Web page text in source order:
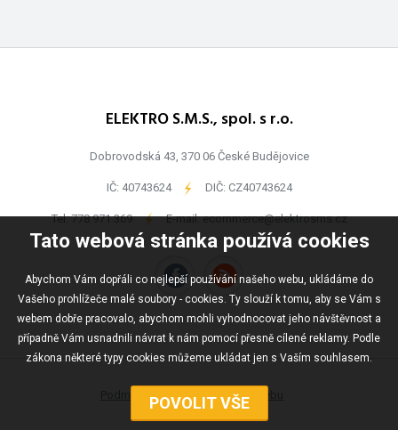
Tato webová stránka používá cookies
Abychom Vám dopřáli co nejlepší používání našeho webu, ukládáme do
Vašeho prohlížeče malé soubory - cookies. Ty slouží k tomu, aby se Vám s
webem dobře pracovalo, abychom mohli vyhodnocovat jeho návštěvnost a
případně Vám usnadnili návrat k nám pomocí přesně cílené reklamy. Podle
zákona některé typy cookies můžeme ukládat jen s Vaším souhlasem.
ELEKTRO S.M.S., spol. s r.o.
Dobrovodská 43, 370 06 České Budějovice
IČ: 40743624 - DIČ: CZ40743624
Tel:778 971 369 - E-mail:ecommerce@elektrosms.cz
Podmínky užívání Mapa webu